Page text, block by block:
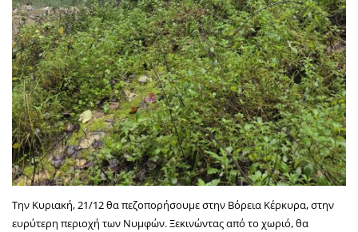
Την Κυριακή, 21/12 θα πεζοπορήσουμε στην Βόρεια Κέρκυρα, στην
ευρύτερη περιοχή των Νυμφών. Ξεκινώντας από το χωριό, θα